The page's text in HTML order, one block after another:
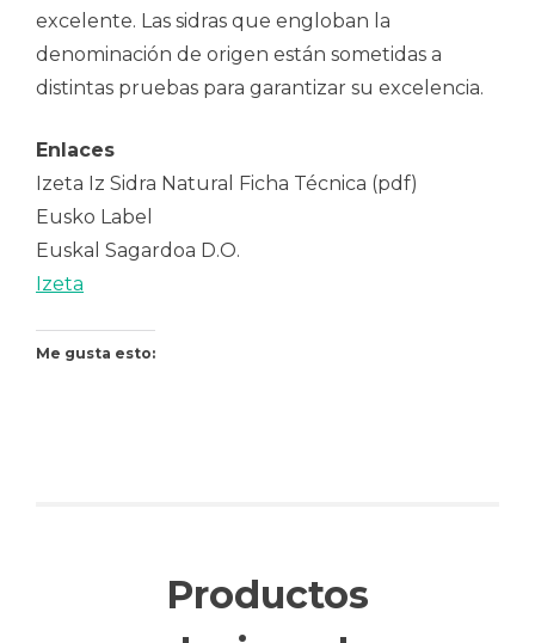
excelente. Las sidras que engloban la
denominación de origen están sometidas a
distintas pruebas para garantizar su excelencia.
Enlaces
Izeta Iz Sidra Natural Ficha Técnica (pdf)
Eusko Label
Euskal Sagardoa D.O.
Izeta
Me gusta esto:
Productos